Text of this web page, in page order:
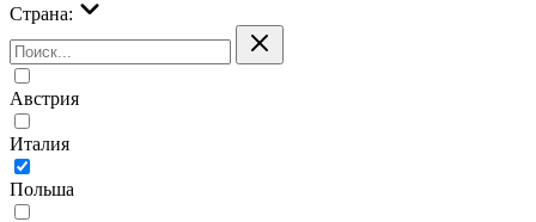
Страна:
Австрия
Италия
Польша